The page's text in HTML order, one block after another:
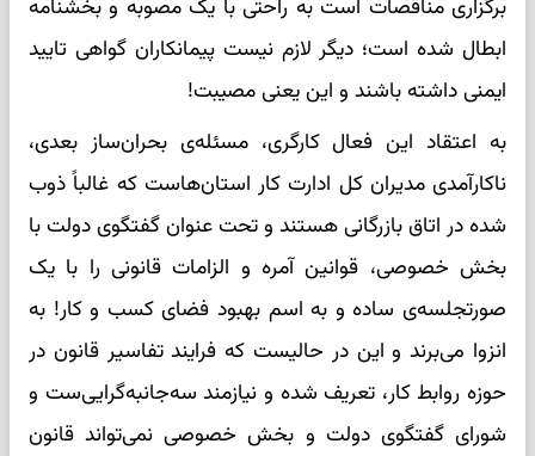
برگزاری مناقصات است به راحتی با یک مصوبه و بخشنامه
ابطال شده است؛ دیگر لازم نیست پیمانکاران گواهی تایید
ایمنی داشته باشند و این یعنی مصیبت!
به اعتقاد این فعال کارگری، مسئله‌ی بحران‌ساز بعدی،
ناکارآمدی مدیران کل ادارت کار استان‌هاست که غالباً ذوب
شده در اتاق بازرگانی هستند و تحت عنوان گفتگوی دولت با
بخش خصوصی، قوانین آمره و الزامات قانونی را با یک
صورتجلسه‌ی ساده و به اسم بهبود فضای کسب و کار! به
انزوا می‌برند و این در حالیست که فرایند تفاسیر قانون در
حوزه روابط کار، تعریف شده و نیازمند سه‌جانبه‌گرایی‌ست و
شورای گفتگوی دولت و بخش خصوصی نمی‌تواند قانون